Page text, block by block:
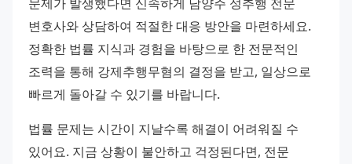
변호사와 상담하여 적절한 대응 방안을 마련하세요.
정확한 법률 지식과 경험을 바탕으로 한 전문적인
조력을 통해 강제추행무혐의 결정을 받고, 일상으로
빠르게 돌아갈 수 있기를 바랍니다.
법률 문제는 시간이 지날수록 해결이 어려워질 수
있어요. 지금 상황이 불안하고 걱정된다면, 전문